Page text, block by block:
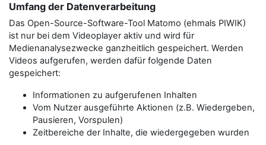
Umfang der Datenverarbeitung
Das Open-Source-Software-Tool Matomo (ehmals PIWIK)
ist nur bei dem Videoplayer aktiv und wird für
Medienanalysezwecke ganzheitlich gespeichert. Werden
Videos aufgerufen, werden dafür folgende Daten
gespeichert:
Informationen zu aufgerufenen Inhalten
Vom Nutzer ausgeführte Aktionen (z.B. Wiedergeben,
Pausieren, Vorspulen)
Zeitbereiche der Inhalte, die wiedergegeben wurden